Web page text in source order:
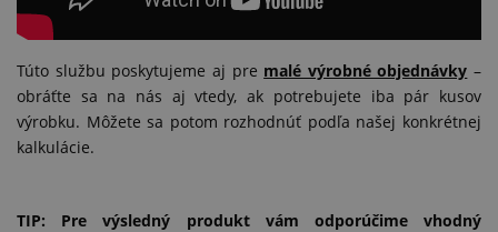
Túto službu poskytujeme aj pre malé výrobné objednávky –
obráťte sa na nás aj vtedy, ak potrebujete iba pár kusov
výrobku. Môžete sa potom rozhodnúť podľa našej konkrétnej
kalkulácie.
TIP: Pre výsledný produkt vám odporúčime vhodný